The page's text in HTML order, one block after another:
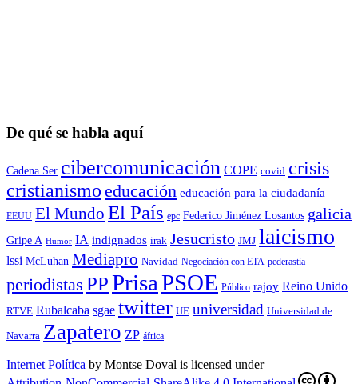
De qué se habla aquí
Cadena Ser cibercomunicación COPE covid crisis
cristianismo educación educación para la ciudadaní­a
EEUU El Mundo El País epc Federico Jiménez Losantos galicia
Gripe A Humor IA indignados irak Jesucristo JMJ laicismo
lssi McLuhan Mediapro Navidad Negociación con ETA pederastia
periodistas PPPrisaPSOE Público rajoy Reino Unido
RTVE Rubalcaba sgae twitter UE universidad Universidad de
Navarra Zapatero ZP áfrica
Internet Política by Montse Doval is licensed under